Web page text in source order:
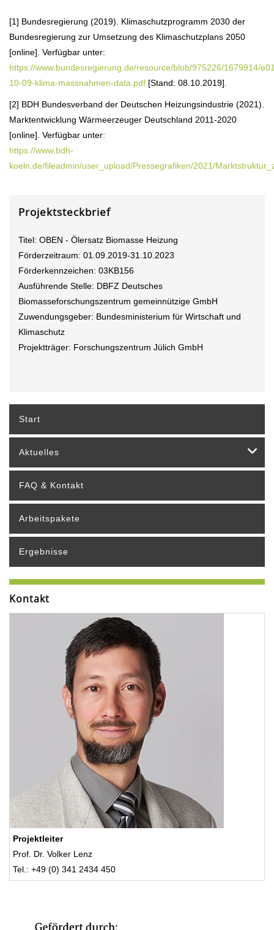
[1] Bundesregierung (2019). Klimaschutzprogramm 2030 der
Bundesregierung zur Umsetzung des Klimaschutzplans 2050
[online]. Verfügbar unter:
https://www.bundesregierung.de/resource/blob/975226/1679914/
10-09-klima-massnahmen-data.pdf [Stand: 08.10.2019].
[2] BDH Bundesverband der Deutschen Heizungsindustrie (2021).
Marktentwicklung Wärmeerzeuger Deutschland 2011-2020
[online]. Verfügbar unter:
https://www.bdh-
koeln.de/fileadmin/user_upload/Pressegrafiken/2021/
Projektsteckbrief
Titel: OBEN - Ölersatz Biomasse Heizung
Förderzeitraum: 01.09.2019-31.10.2023
Förderkennzeichen: 03KB156
Ausführende Stelle: DBFZ Deutsches
Biomasseforschungszentrum gemeinnützige GmbH
Zuwendungsgeber: Bundesministerium für Wirtschaft und
Klimaschutz
Projektträger: Forschungszentrum Jülich GmbH
Start
Aktuelles
FAQ & Kontakt
Arbeitspakete
Ergebnisse
Kontakt
Projektleiter
Prof. Dr. Volker Lenz
Tel.: +49 (0) 341 2434 450